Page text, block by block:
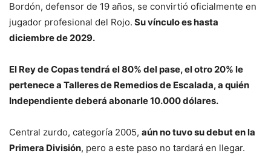
Bordón, defensor de 19 años, se convirtió oficialmente en
jugador profesional del Rojo. Su vínculo es hasta
diciembre de 2029.
El Rey de Copas tendrá el 80% del pase, el otro 20% le
pertenece a Talleres de Remedios de Escalada, a quién
Independiente deberá abonarle 10.000 dólares.
Central zurdo, categoría 2005, aún no tuvo su debut en la
Primera División, pero a este paso no tardará en llegar.